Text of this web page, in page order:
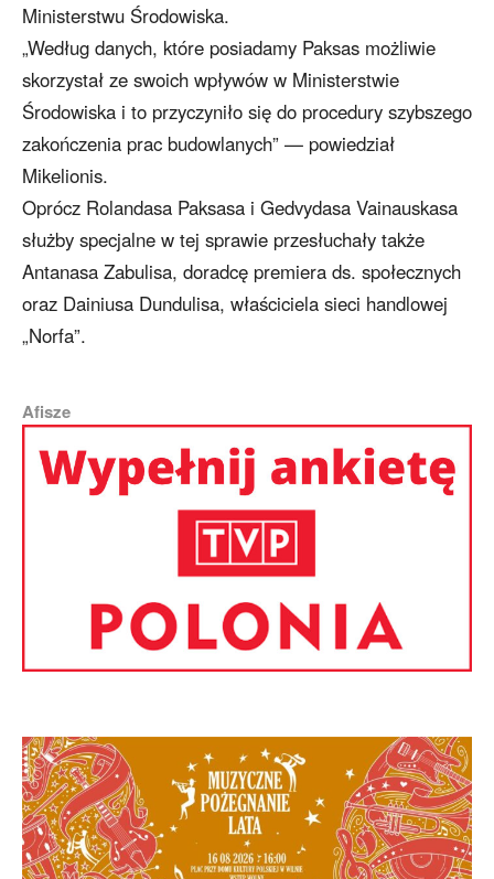
Ministerstwu Środowiska.
„Według danych, które posiadamy Paksas możliwie
skorzystał ze swoich wpływów w Ministerstwie
Środowiska i to przyczyniło się do procedury szybszego
zakończenia prac budowlanych” — powiedział
Mikelionis.
Oprócz Rolandasa Paksasa i Gedvydasa Vainauskasa
służby specjalne w tej sprawie przesłuchały także
Antanasa Zabulisa, doradcę premiera ds. społecznych
oraz Dainiusa Dundulisa, właściciela sieci handlowej
„Norfa”.
Afisze